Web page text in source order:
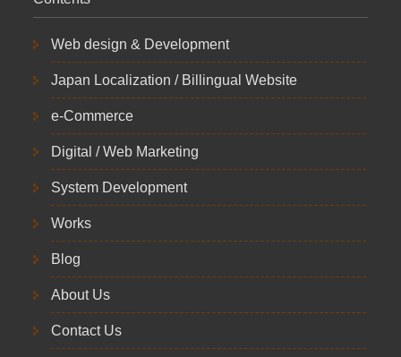
Web design & Development
Japan Localization / Billingual Website
e-Commerce
Digital / Web Marketing
System Development
Works
Blog
About Us
Contact Us